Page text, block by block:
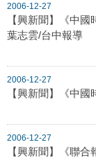
2006-12-27
【興新聞】《中
葉志雲/台中報導
2006-12-27
【興新聞】《中
2006-12-27
【興新聞】《聯